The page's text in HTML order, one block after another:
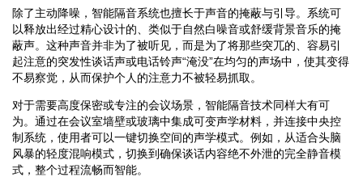
除了主动降噪，智能隔音系统也擅长于声音的掩蔽与引导。系统可
以释放出经过精心设计的、类似于自然白噪音或舒缓背景音乐的掩
蔽声。这种声音并非为了被听见，而是为了将那些突兀的、容易引
起注意的突发性谈话声或电话铃声“淹没”在均匀的声场中，使其变得
不易察觉，从而保护个人的注意力不被轻易抓取。
对于需要高度保密或专注的会议场景，智能隔音技术同样大有可
为。通过在会议室墙壁或玻璃中集成可变声学材料，并连接中央控
制系统，使用者可以一键切换空间的声学模式。例如，从适合头脑
风暴的轻度混响模式，切换到确保谈话内容绝不外泄的完全静音模
式，整个过程流畅而智能。